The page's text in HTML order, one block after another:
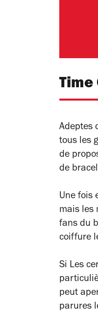
Time
Adeptes
tous les
de
de
Une fois
mais les
fans du
coiffure
Si Les
peut
parures